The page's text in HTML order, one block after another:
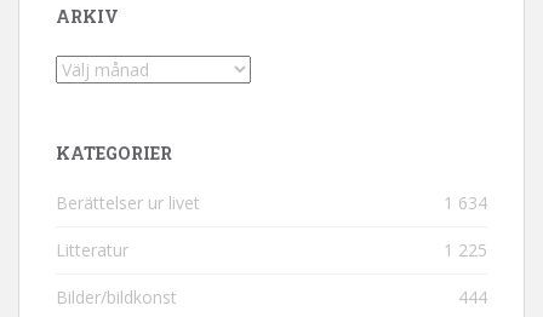
ARKIV
Arkiv
KATEGORIER
Berättelser ur livet 1 634
Litteratur 1 225
Bilder/bildkonst 444